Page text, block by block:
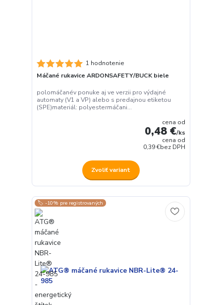
1 hodnotenie
Máčané rukavice ARDONSAFETY/BUCK biele
polomáčanév ponuke aj ve verzii pro výdajné
automaty (V1 a VP) alebo s predajnou etiketou
(SPE)materiál: polyestermáčani...
cena od
0,48 €/ks
cena od
0,39 €bez DPH
Zvoliť variant
🏷️ -10% pre registrovaných